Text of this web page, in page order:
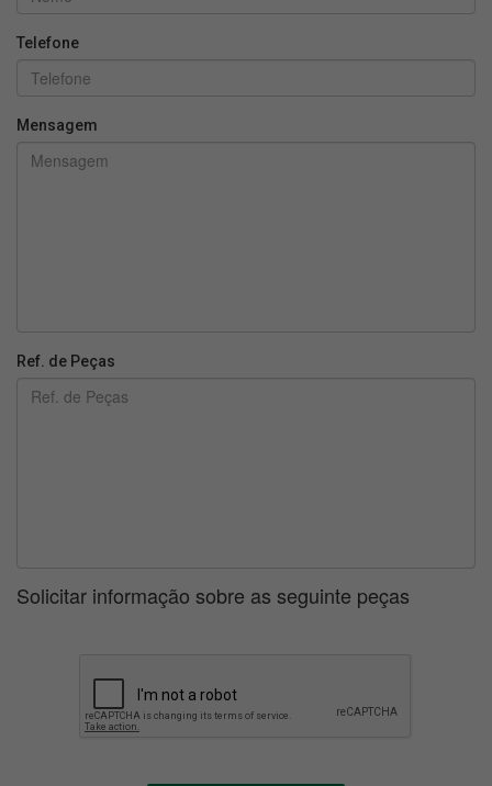
Telefone
Mensagem
Ref. de Peças
Solicitar informação sobre as seguinte peças